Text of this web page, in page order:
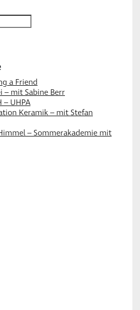
a Friend
– mit Sabine Berr
– UHPA
Keramik – mit Stefan
– Sommerakademie mit